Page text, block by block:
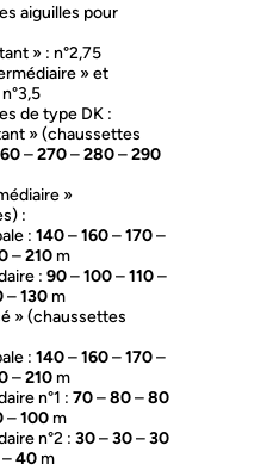
aiguilles pour
» : n°2,75
» et
de type DK :
» (chaussettes
–270–280–290
»
:
: 140–160–170–
–210 m
: 90–100–110–
–130 m
» (chaussettes
: 140–160–170–
–210 m
n°1 : 70–80–80
–100 m
n°2 : 30–30–30
–40 m